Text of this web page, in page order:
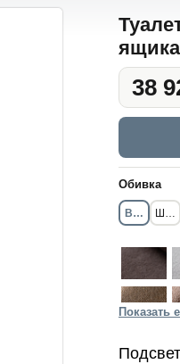
38
Обивка
Велюр
Показать